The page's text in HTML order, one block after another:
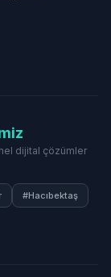
dijital çözümler
#Hacıbektaş